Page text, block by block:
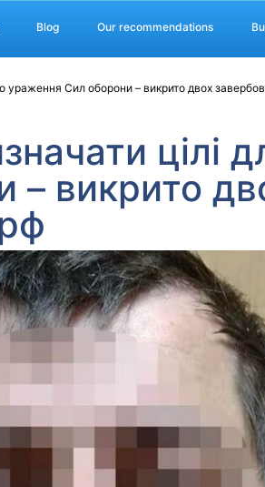
Blog Our recommendations
ураження Сил оборони – викрито двох
цілі
– викрито